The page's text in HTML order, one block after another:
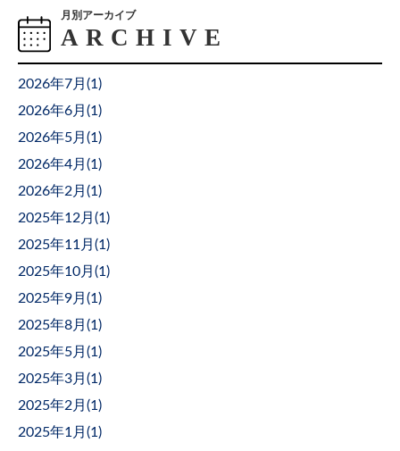
月別アーカイブ
2026年7月(1 )
2026年6月(1 )
2026年5月(1 )
2026年4月(1 )
2026年2月(1 )
2025年12月(1 )
2025年11月(1 )
2025年10月(1 )
2025年9月(1 )
2025年8月(1 )
2025年5月(1 )
2025年3月(1 )
2025年2月(1 )
2025年1月(1 )